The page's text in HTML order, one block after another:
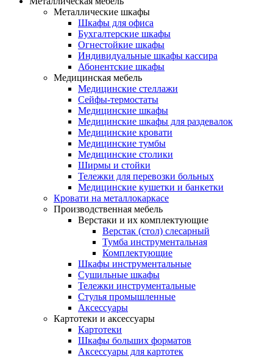
Металлические шкафы
Шкафы для офиса
Бухгалтерские шкафы
Огнестойкие шкафы
Индивидуальные шкафы кассира
Абонентские шкафы
Медицинская мебель
Медицинские стеллажи
Сейфы-термостаты
Медицинские шкафы
Медицинские шкафы для раздевалок
Медицинские кровати
Медицинские тумбы
Медицинские столики
Ширмы и стойки
Тележки для перевозки больных
Медицинские кушетки и банкетки
Кровати на металлокаркасе
Производственная мебель
Верстаки и их комплектующие
Верстак (стол) слесарный
Тумба инструментальная
Комплектующие
Шкафы инструментальные
Сушильные шкафы
Тележки инструментальные
Стулья промышленные
Аксессуары
Картотеки и аксессуары
Картотеки
Шкафы больших форматов
Аксессуары для картотек